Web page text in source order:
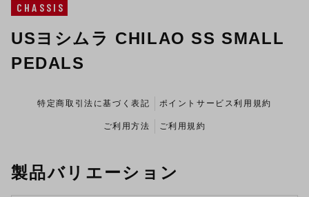
CHASSIS
USヨシムラ CHILAO SS SMALL
PEDALS
特定商取引法に基づく表記 ポイントサービス利用規約
ご利用方法 ご利用規約
製品バリエーション